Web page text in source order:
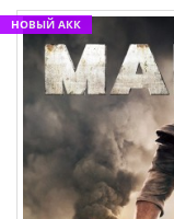
НОВЫЙ АКК